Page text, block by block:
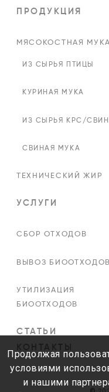
ПРОДУКЦИЯ
МЯСОКОСТНАЯ МУКА
ИЗ СЫРЬЯ ПТИЦЫ
КУРИНАЯ МУКА
ИЗ СЫРЬЯ КРС/
СВИНАЯ МУКА
ТЕХНИЧЕСКИЙ ЖИР
УСЛУГИ
СБОР ОТХОДОВ
ВЫВОЗ БИООТХОДОВ
УТИЛИЗАЦИЯ
БИООТХОДОВ
СТАТЬИ
Продолжая
условиями
и нашими